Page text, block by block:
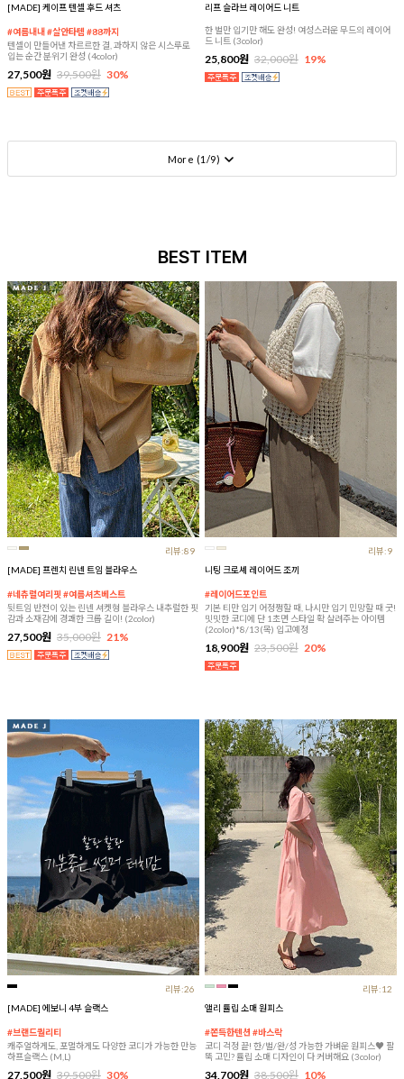
[MADE] 케이프 텐셀 후드 셔츠
#여름내내 #살안타템 #88까지
텐셀이 만들어낸 차르르한 결, 과하지 않은 시스루로
입는 순간 분위기 완성 (4color)
27,500원 39,500원 30%
리프 슬라브 레이어드 니트
한 벌만 입기만 해도 완성! 여성스러운 무드의 레이어
드 니트 (3color)
25,800원 32,000원 19%
More (1 /9)
BEST ITEM
리뷰:89
[MADE] 프렌치 린넨 트임 블라우스
#네츄럴여리핏 #여름셔츠베스트
뒷트임 반전이 있는 린넨 셔켓형 블라우스 내추럴한 핏
감과 소재감에 경쾌한 크롭 길이! (2color)
27,500원 35,000원 21%
리뷰:9
니팅 크로셰 레이어드 조끼
#레이어드포인트
기본 티만 입기 어정쩡할 때, 나시만 입기 민망할 때 굿!
밋밋한 코디에 단 1초면 스타일 확 살려주는 아이템
(2color)*8/13(목) 입고예정
18,900원 23,500원 20%
리뷰:26
[MADE] 에보니 4부 슬랙스
#브랜드퀄리티
캐주얼하게도, 포멀하게도 다양한 코디가 가능한 만능
하프슬랙스 (M,L)
27,500원 39,500원 30%
리뷰:12
앨리 튤립 소매 원피스
#쫀득한텐션 #바스락
코디 걱정 끝! 한/벌/완/성 가능한 가벼운 원피스♥ 팔
뚝 고민? 튤립 소매 디자인이 다 커버해요 (3color)
34,700원 38,500원 10%